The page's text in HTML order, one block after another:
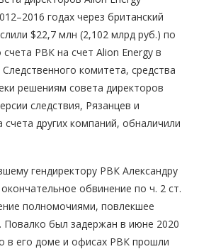
годах через британский
$22,7 млн (2,102 млрд руб.) по
РВК на счет Alion Energy в
комитета, средства
решениям совета директоров
следствия, Рязанцев и
счета других компаний, обналичили
гендиректору РВК Александру
обвинение по ч. 2 ст.
полномочиями, повлекшее
Повалко был задержан в июне 2020
в его доме и офисах РВК прошли